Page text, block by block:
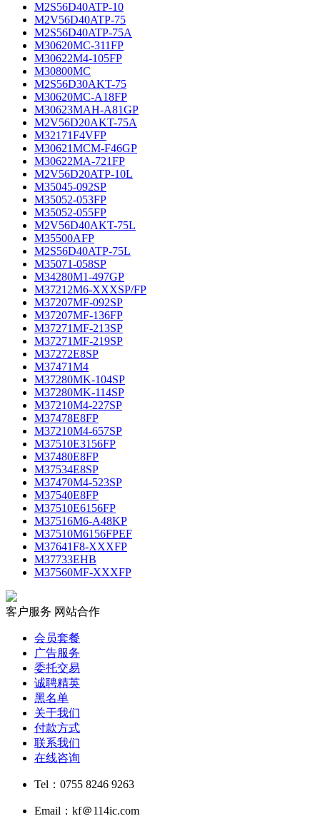
M2S56D40ATP-10
M2V56D40ATP-75
M2S56D40ATP-75A
M30620MC-311FP
M30622M4-105FP
M30800MC
M2S56D30AKT-75
M30620MC-A18FP
M30623MAH-A81GP
M2V56D20AKT-75A
M32171F4VFP
M30621MCM-F46GP
M30622MA-721FP
M2V56D20ATP-10L
M35045-092SP
M35052-053FP
M35052-055FP
M2V56D40AKT-75L
M35500AFP
M2S56D40ATP-75L
M35071-058SP
M34280M1-497GP
M37212M6-XXXSP/FP
M37207MF-092SP
M37207MF-136FP
M37271MF-213SP
M37271MF-219SP
M37272E8SP
M37471M4
M37280MK-104SP
M37280MK-114SP
M37210M4-227SP
M37478E8FP
M37210M4-657SP
M37510E3156FP
M37480E8FP
M37534E8SP
M37470M4-523SP
M37540E8FP
M37510E6156FP
M37516M6-A48KP
M37510M6156FPEF
M37641F8-XXXFP
M37733EHB
M37560MF-XXXFP
客户服务 网站合作
会员套餐
广告服务
委托交易
诚聘精英
黑名单
关于我们
付款方式
联系我们
在线咨询
Tel：0755 8246 9263
Email：kf＠114ic.com